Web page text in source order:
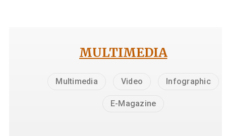
MULTIMEDIA
Multimedia Video Infographic
E-Magazine